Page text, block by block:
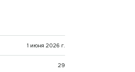
1 июня 2026 г.
29